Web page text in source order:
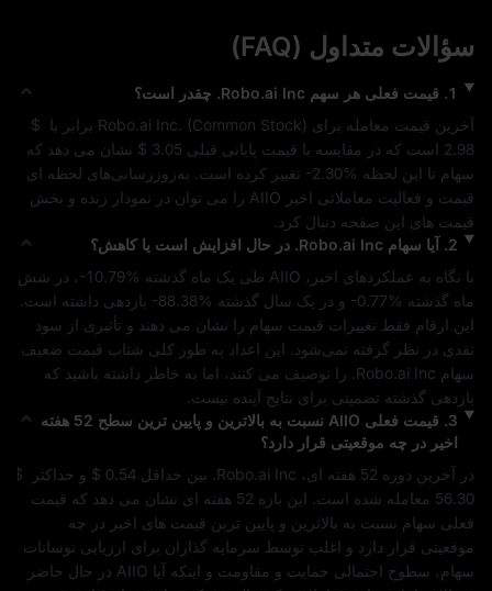
سؤالات متداول (FAQ)
1
. قیمت فعلی هر سهم Robo.ai Inc. چقدر است؟
آخرین قیمت معامله برای
Robo.ai Inc. (Common Stock) برابر با
$
2.98 است که در مقایسه با قیمت پایانی قبلی $ 3.05
سهام تا این لحظه -2.30%
قیمت و فعالیت معاملاتی اخیر AIIO
قیمت‌ های این صفحه دنبال کرد.
2
. آیا سهام Robo.ai Inc. در حال افزایش است یا کاهش؟
با نگاه به عملکردهای اخیر، AIIO طی یک ماه گذشته -10.79%
ماه گذشته -0.77% و در یک سال گذشته -88.38%
نقدی در نظر گرفته نمی‌شود. این اعداد به‌ طور کلی شتاب قیمت
ضعیف
سهام Robo.ai Inc.
بازدهی گذشته تضمینی برای نتایج آینده نیست.
3
. قیمت فعلی AIIO
نسبت به بالاترین و پایین‌ ترین سطح 52 هفته
اخیر در چه موقعیتی قرار دارد؟
در آخرین دوره 52 هفته‌ ای،
Robo.ai Inc. بین حداقل $ 0.54 و حداکثر
$
56.30
سهام، سطوح احتمالی حمایت و مقاومت و اینکه آیا AIIO